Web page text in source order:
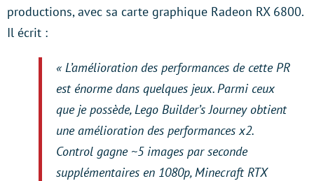
productions, avec sa carte graphique Radeon RX 6800.
Il écrit :
« L’amélioration des performances de cette PR
est énorme dans quelques jeux. Parmi ceux
que je possède, Lego Builder’s Journey obtient
une amélioration des performances x2.
Control gagne ~5 images par seconde
supplémentaires en 1080p, Minecraft RTX